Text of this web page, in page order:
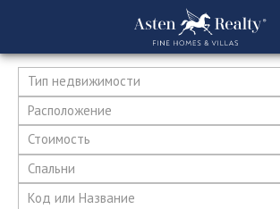
Тип недвижимости
Расположение
Стоимость
Спальни